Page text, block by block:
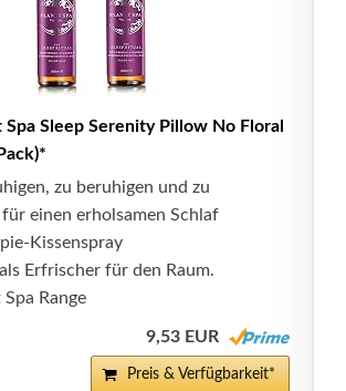
Spa Sleep Serenity Pillow No Floral
zu beruhigen und zu
einen erholsamen Schlaf
Kissenspray
Erfrischer für den Raum.
Range
9,53 EUR
Preis & Verfügbarkeit*